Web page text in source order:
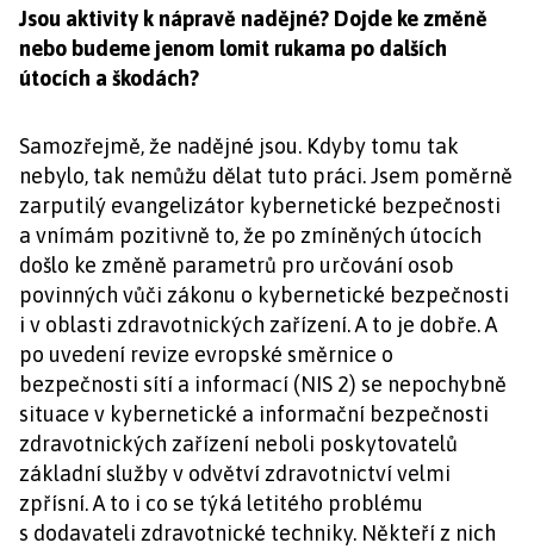
Jsou aktivity k nápravě nadějné? Dojde ke změně
nebo budeme jenom lomit rukama po dalších
útocích a škodách?
Samozřejmě, že nadějné jsou. Kdyby tomu tak
nebylo, tak nemůžu dělat tuto práci. Jsem poměrně
zarputilý evangelizátor kybernetické bezpečnosti
a vnímám pozitivně to, že po zmíněných útocích
došlo ke změně parametrů pro určování osob
povinných vůči zákonu o kybernetické bezpečnosti
i v oblasti zdravotnických zařízení. A to je dobře. A
po uvedení revize evropské směrnice o
bezpečnosti sítí a informací (NIS 2) se nepochybně
situace v kybernetické a informační bezpečnosti
zdravotnických zařízení neboli poskytovatelů
základní služby v odvětví zdravotnictví velmi
zpřísní. A to i co se týká letitého problému
s dodavateli zdravotnické techniky. Někteří z nich